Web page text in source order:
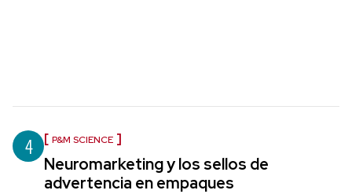
4 P&M SCIENCE
Neuromarketing y los sellos de
advertencia en empaques